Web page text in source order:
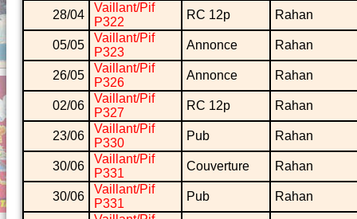
28/04
Vaillant/Pif
P322
RC 12p Rahan
05/05
Vaillant/Pif
P323
Annonce Rahan
26/05
Vaillant/Pif
P326
Annonce Rahan
02/06
Vaillant/Pif
P327
RC 12p Rahan
23/06
Vaillant/Pif
P330
Pub Rahan
30/06
Vaillant/Pif
P331
Couverture Rahan
30/06
Vaillant/Pif
P331
Pub Rahan